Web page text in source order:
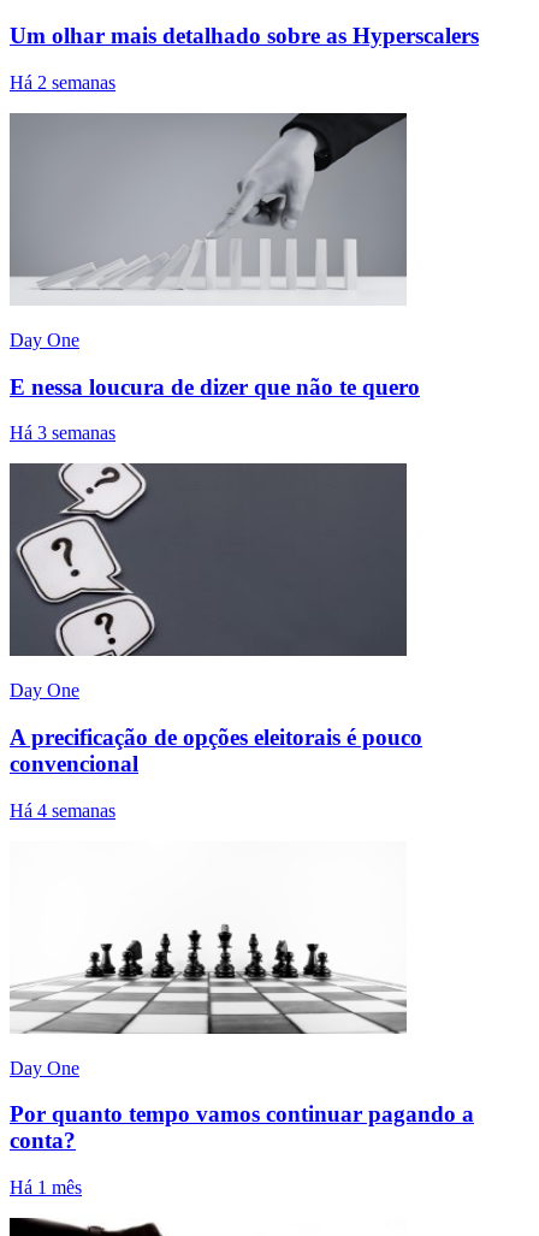
Um olhar mais detalhado sobre as Hyperscalers
Há 2 semanas
Day One
E nessa loucura de dizer que não te quero
Há 3 semanas
Day One
A precificação de opções eleitorais é pouco
convencional
Há 4 semanas
Day One
Por quanto tempo vamos continuar pagando a
conta?
Há 1 mês